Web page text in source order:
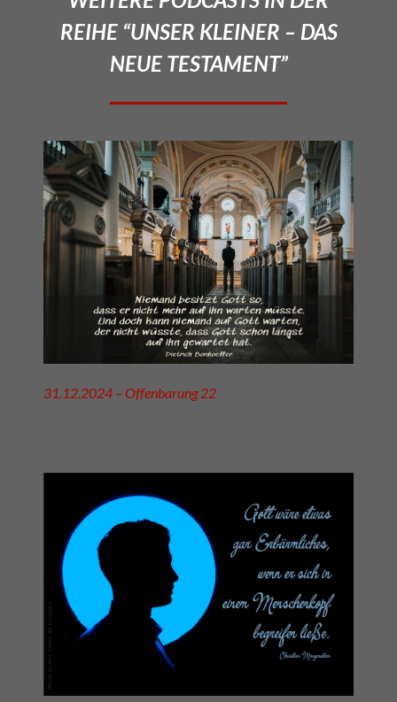
REIHE “UNSER KLEINER – DAS
NEUE TESTAMENT”
31.12.2024 – Offenbarung 22